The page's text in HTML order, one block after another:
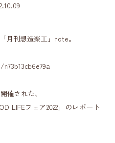
月刊想造楽工」note。
催された、
LIFEフェア2022」のレポート